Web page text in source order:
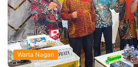
Warta Nagari